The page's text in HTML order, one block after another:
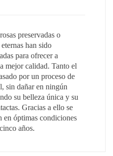
preservadas o
han sido
para ofrecer a
mejor calidad. Tanto el
por un proceso de
sin dañar en ningún
su belleza única y su
Gracias a ello se
en óptimas condiciones
años.